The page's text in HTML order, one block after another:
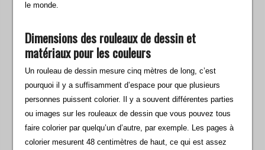
le monde.
Dimensions des rouleaux de dessin et
matériaux pour les couleurs
Un rouleau de dessin mesure cinq mètres de long, c’est
pourquoi il y a suffisamment d’espace pour que plusieurs
personnes puissent colorier. Il y a souvent différentes parties
ou images sur les rouleaux de dessin que vous pouvez tous
faire colorier par quelqu’un d’autre, par exemple. Les pages à
colorier mesurent 48 centimètres de haut, ce qui est assez